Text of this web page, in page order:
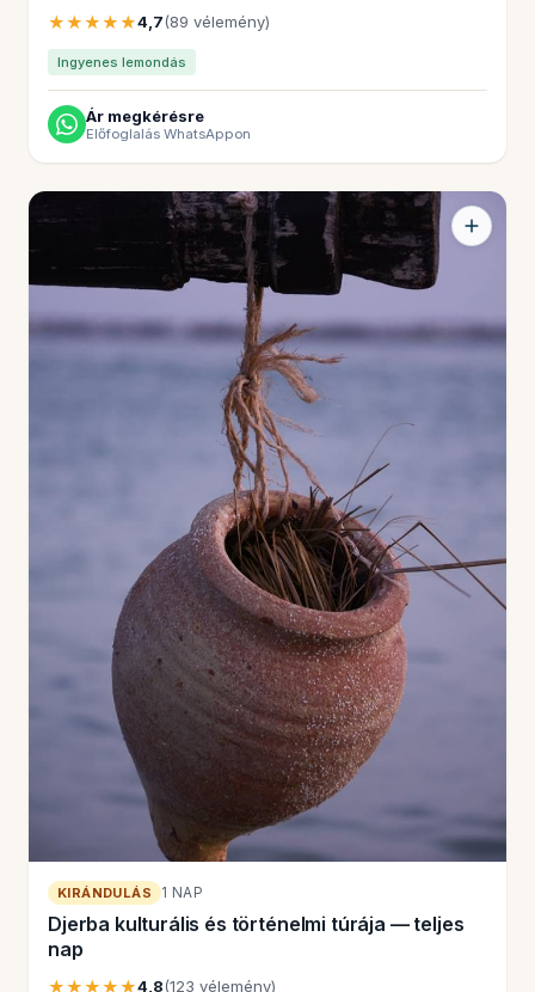
★★★★★4,7(89 vélemény)
Ingyenes lemondás
Ár megkérésre
Előfoglalás WhatsAppon
KIRÁNDULÁS 1 NAP
Djerba kulturális és történelmi túrája — teljes
nap
★★★★★4,8(123 vélemény)